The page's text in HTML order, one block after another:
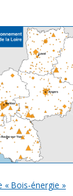
« Bois-énergie »